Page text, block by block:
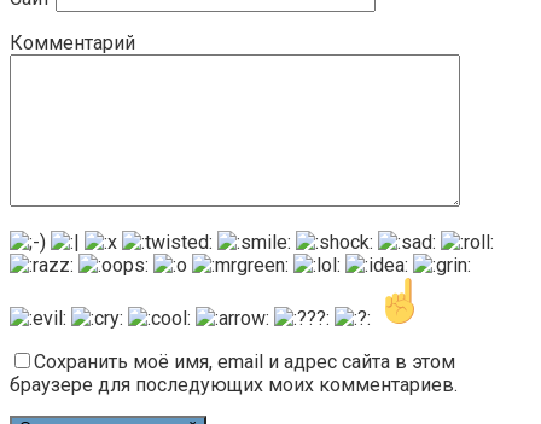
Комментарий
Сохранить моё имя, email и адрес сайта в этом
браузере для последующих моих комментариев.